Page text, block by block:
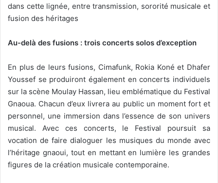
dans cette lignée, entre transmission, sororité musicale et
fusion des héritages
Au-delà des fusions : trois concerts solos d’exception
En plus de leurs fusions, Cimafunk, Rokia Koné et Dhafer
Youssef se produiront également en concerts individuels
sur la scène Moulay Hassan, lieu emblématique du Festival
Gnaoua. Chacun d’eux livrera au public un moment fort et
personnel, une immersion dans l’essence de son univers
musical. Avec ces concerts, le Festival poursuit sa
vocation de faire dialoguer les musiques du monde avec
l’héritage gnaoui, tout en mettant en lumière les grandes
figures de la création musicale contemporaine.